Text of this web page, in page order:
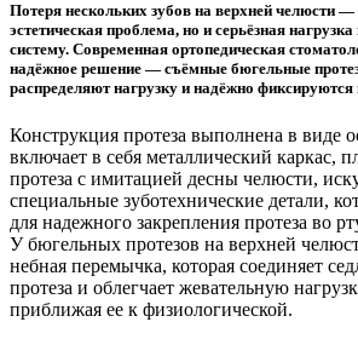
Потеря нескольких зубов на верхней челюсти —
эстетическая проблема, но и серьёзная
систему. Современная ортопедическая
надёжное решение — съёмные бюгельные
распределяют нагрузку и надёжно фиксируются
Конструкция протеза выполнена в виде
включает в себя металлический каркас,
протеза с имитацией десны челюсти,
специальные зуботехнические детали,
для надежного закрепления протеза во
У бюгельных протезов на верхней
небная перемычка, которая соединяет
протеза и облегчает жевательную
приближая ее к физиологической.